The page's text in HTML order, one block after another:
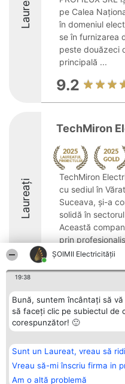
ȘOIMII Electricității
19:38
Bună, suntem încântați să
să faceți clic pe subiectul de
corespunzător! 🙂
Sunt un Laureat, vreau să
Vreau să-mi înscriu firma in
Am o altă problemă
pe Calea
în domeniul
se în furnizarea
peste douăzeci
principală ...
9.2
Laureați
TechMiron
TechMiron
cu sediul în
Suceava, și-a
solidă în
Această
prin
...
10
Organizator Ranking
BRIGHT SOLUTIONS BR SRL
Sc. A Et. 4 Ap. 13 Cod 061952
București
CUI 36737675
tel: +40 770 990 492